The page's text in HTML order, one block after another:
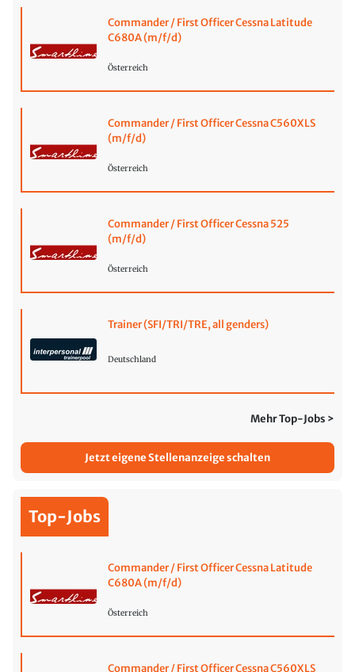
Commander / First Officer Cessna Latitude
C680A (m/f/d)
Österreich
Commander / First Officer Cessna C560XLS
(m/f/d)
Österreich
Commander / First Officer Cessna 525
(m/f/d)
Österreich
Trainer (SFI/TRI/TRE, all genders)
Deutschland
Mehr Top-Jobs >
Jetzt eigene Stellenanzeige schalten
Top-Jobs
Commander / First Officer Cessna Latitude
C680A (m/f/d)
Österreich
Commander / First Officer Cessna C560XLS